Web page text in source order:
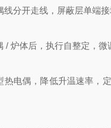
分开走线，屏蔽层单端
/ 炉体后，执行自整定，
电偶，降低升温速率，